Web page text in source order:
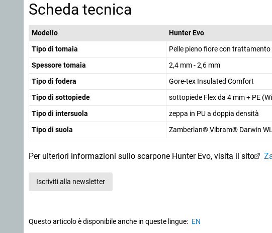
Scheda tecnica
Modello
Hunter Evo
Tipo di tomaia
Pelle pieno fiore con
Spessore tomaia
2,4 mm - 2,6 mm
Tipo di fodera
Gore-tex Insulated Comfort
Tipo di sottopiede
sottopiede Flex da 4 mm + PE
Tipo di intersuola
zeppa in PU a doppia densità
Tipo di suola
Zamberlan® Vibram® Darwin WL
Per ulteriori informazioni sullo scarpone Hunter Evo, visita il sito
Iscriviti alla newsletter
Questo articolo è disponibile anche in queste lingue: EN